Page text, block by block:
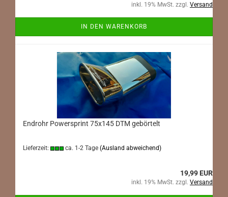
inkl. 19% MwSt. zzgl. Versand
IN DEN WARENKORB
Endrohr Powersprint 75x145 DTM gebörtelt
Lieferzeit: ca. 1-2 Tage (Ausland abweichend)
19,99 EUR
inkl. 19% MwSt. zzgl. Versand